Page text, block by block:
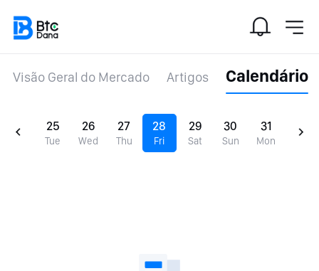
Visão Geral do Mercado Artigos Calendário
25
Tue
26
Wed
27
Thu
28
Fri
29
Sat
30
Sun
31
Mon